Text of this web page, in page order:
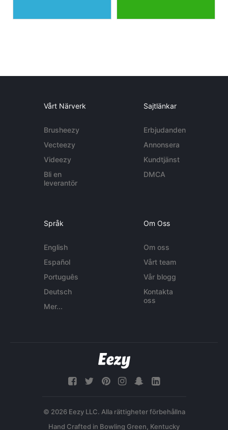
Vårt Närverk
Brusheezy
Vecteezy
Videezy
Bli en
leverantör
Sajtlänkar
Erbjudanden
Annonsera
Kundtjänst
DMCA
Språk
English
Español
Português
Deutsch
Mer...
Om Oss
Om oss
Vårt team
Vår blogg
Kontakta
oss
© 2026 Eezy LLC. Alla rättigheter förbehållna